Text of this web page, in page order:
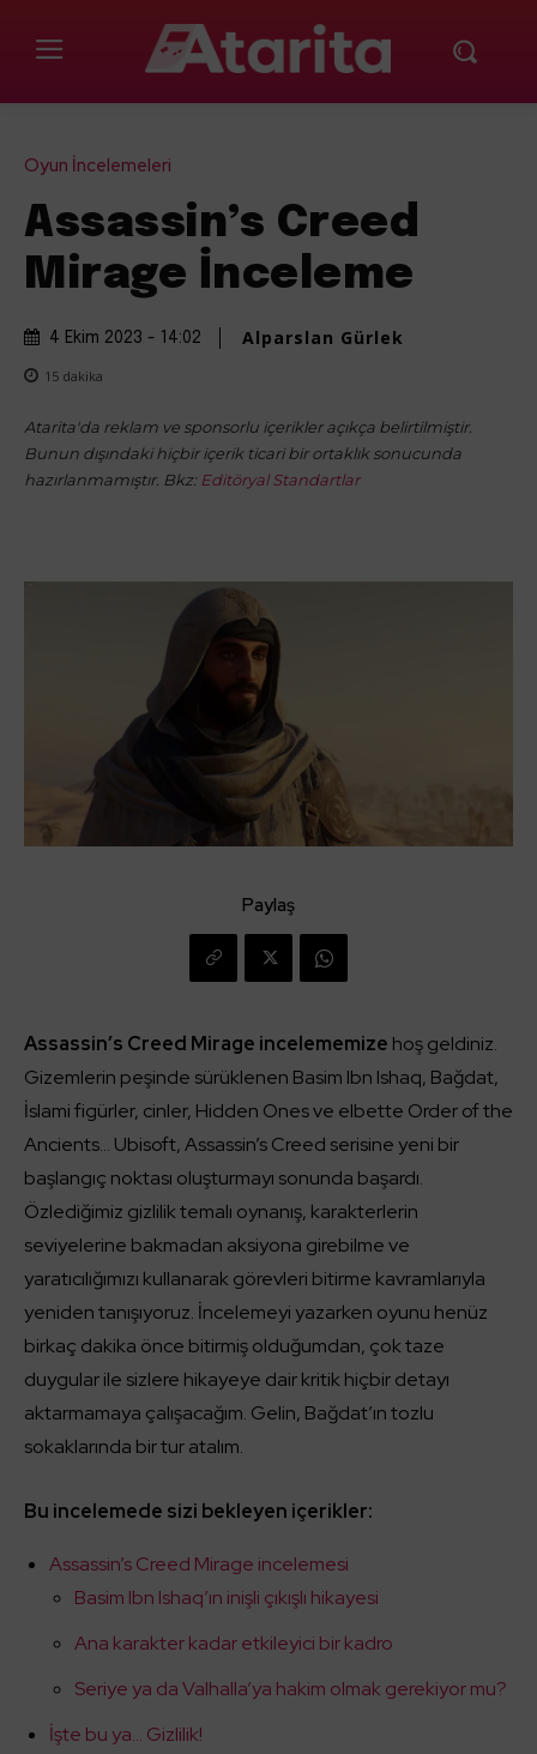
Oyun İncelemeleri
Assassin’s Creed
Mirage İnceleme
4 Ekim 2023 - 14:02 Alparslan Gürlek
15 dakika
Atarita'da reklam ve sponsorlu içerikler açıkça belirtilmiştir.
Bunun dışındaki hiçbir içerik ticari bir ortaklık sonucunda
hazırlanmamıştır. Bkz: Editöryal Standartlar
Paylaş
Assassin’s Creed Mirage incelememize hoş geldiniz.
Gizemlerin peşinde sürüklenen Basim Ibn Ishaq, Bağdat,
İslami figürler, cinler, Hidden Ones ve elbette Order of the
Ancients… Ubisoft, Assassin’s Creed serisine yeni bir
başlangıç noktası oluşturmayı sonunda başardı.
Özlediğimiz gizlilik temalı oynanış, karakterlerin
seviyelerine bakmadan aksiyona girebilme ve
yaratıcılığımızı kullanarak görevleri bitirme kavramlarıyla
yeniden tanışıyoruz. İncelemeyi yazarken oyunu henüz
birkaç dakika önce bitirmiş olduğumdan, çok taze
duygular ile sizlere hikayeye dair kritik hiçbir detayı
aktarmamaya çalışacağım. Gelin, Bağdat’ın tozlu
sokaklarında bir tur atalım.
Bu incelemede sizi bekleyen içerikler:
Assassin’s Creed Mirage incelemesi
Basim Ibn Ishaq’ın inişli çıkışlı hikayesi
Ana karakter kadar etkileyici bir kadro
Seriye ya da Valhalla’ya hakim olmak gerekiyor mu?
İşte bu ya… Gizlilik!